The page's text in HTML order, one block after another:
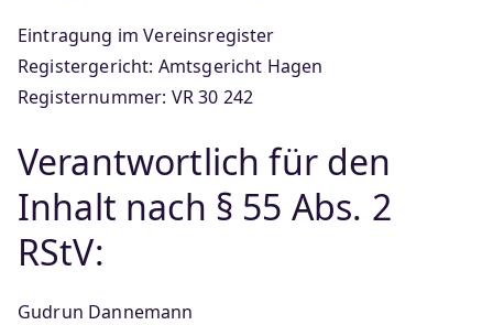
Eintragung im Vereinsregister
Registergericht: Amtsgericht Hagen
Registernummer: VR 30 242
Verantwortlich für den
Inhalt nach § 55 Abs. 2
RStV:
Gudrun Dannemann